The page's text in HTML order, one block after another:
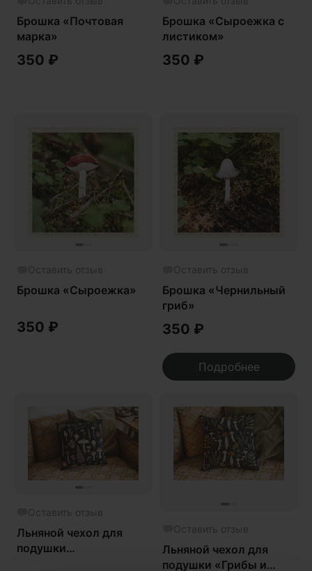
Брошка «Почтовая
марка»
350 ₽
Брошка «Сыроежка с
листиком»
350 ₽
Оставить отзыв
Брошка «Сыроежка»
350 ₽
Оставить отзыв
Брошка «Чернильный
гриб»
350 ₽
Подробнее
Оставить отзыв
Льняной чехол для
подушки
Оставить отзыв
Льняной чехол для
подушки «Грибы и